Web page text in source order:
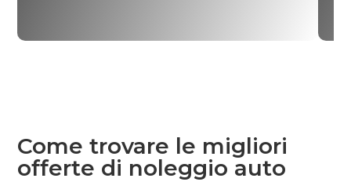
Come trovare le migliori
offerte di noleggio auto